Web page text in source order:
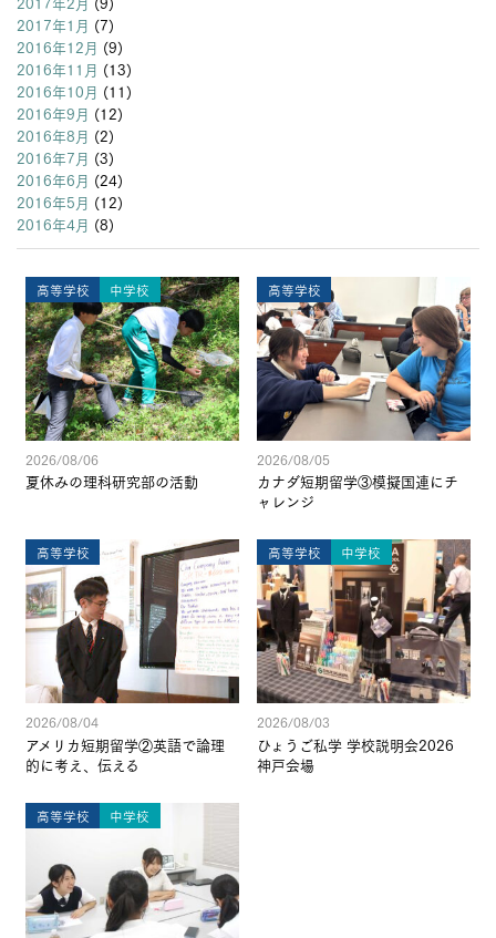
2017年1月 (7)
2016年12月 (9)
2016年11月 (13)
2016年10月 (11)
2016年9月 (12)
2016年8月 (2)
2016年7月 (3)
2016年6月 (24)
2016年5月 (12)
2016年4月 (8)
高等学校 中学校
2026/08/06
夏休みの理科研究部の活動
高等学校
2026/08/05
カナダ短期留学③模擬国連にチ
ャレンジ
高等学校
2026/08/04
アメリカ短期留学②英語で論理
的に考え、伝える
高等学校 中学校
2026/08/03
ひょうご私学 学校説明会2026
神戸会場
高等学校 中学校